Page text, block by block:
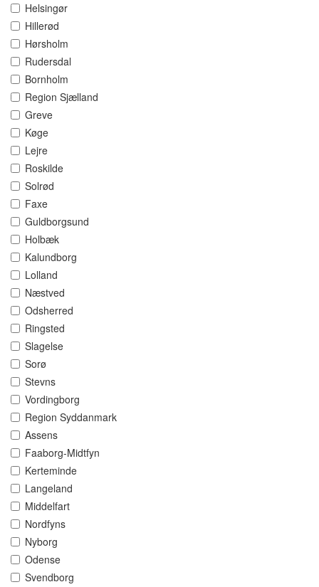
Helsingør
Hillerød
Hørsholm
Rudersdal
Bornholm
Region Sjælland
Greve
Køge
Lejre
Roskilde
Solrød
Faxe
Guldborgsund
Holbæk
Kalundborg
Lolland
Næstved
Odsherred
Ringsted
Slagelse
Sorø
Stevns
Vordingborg
Region Syddanmark
Assens
Faaborg-Midtfyn
Kerteminde
Langeland
Middelfart
Nordfyns
Nyborg
Odense
Svendborg